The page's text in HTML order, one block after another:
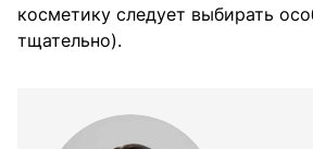
косметику следует выбирать
тщательно).